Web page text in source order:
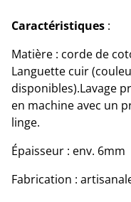
Caractéristiques :
Matière : corde de
Languette cuir
disponibles).Lavage
en machine avec un
linge.
Épaisseur : env. 6mm
Fabrication :